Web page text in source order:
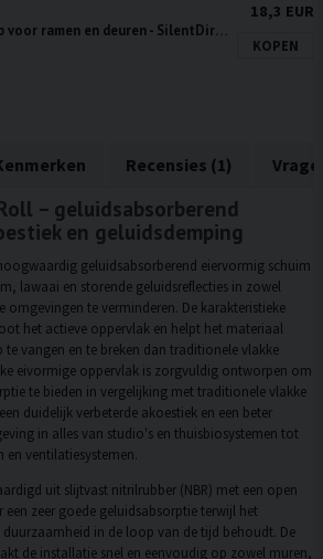
Afdichtingsstrip voor ramen en deuren - SilentDirect Seal 20 meter
18,3 EUR
KOPEN
Recensies (1)
– geluidsabsorberend
en geluidsdemping
geluidsabsorberend eiervormig schuim
lawaai en storende geluidsreflecties in zowel
omgevingen te verminderen. De karakteristieke
het actieve oppervlak en helpt het materiaal
te vangen en te breken dan traditionele vlakke
eivormige oppervlak is zorgvuldig ontworpen om
te bieden in vergelijking met traditionele vlakke
duidelijk verbeterde akoestiek en een beter
in alles van studio's en thuisbiosystemen tot
ventilatiesystemen.
uit slijtvast nitrilrubber (NBR) met een open
zeer goede geluidsabsorptie terwijl het
in de loop van de tijd behoudt. De
de installatie snel en eenvoudig op zowel muren,